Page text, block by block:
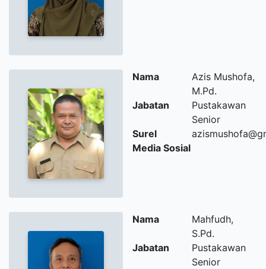
Nama
Azis Mushofa,
M.Pd.
Jabatan
Pustakawan
Senior
Surel
Media Sosial
Nama
Mahfudh,
S.Pd.
Jabatan
Pustakawan
Senior